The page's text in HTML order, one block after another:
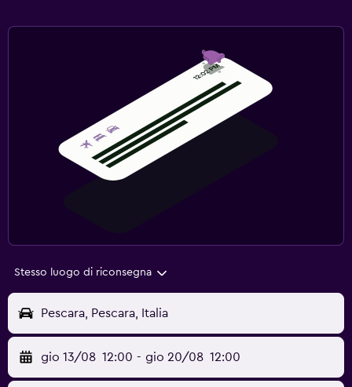
Stesso luogo di riconsegna
Pescara, Pescara, Italia
gio 13/08 12:00 - gio 20/08 12:00